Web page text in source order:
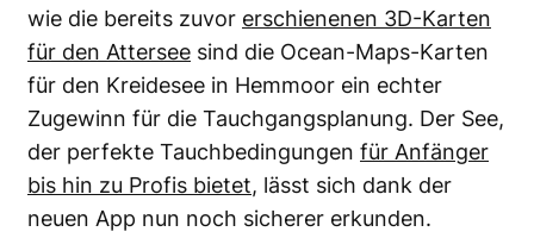
wie die bereits zuvor erschienenen 3D-Karten
für den Attersee sind die Ocean-Maps-Karten
für den Kreidesee in Hemmoor ein echter
Zugewinn für die Tauchgangsplanung. Der See,
der perfekte Tauchbedingungen für Anfänger
bis hin zu Profis bietet, lässt sich dank der
neuen App nun noch sicherer erkunden.